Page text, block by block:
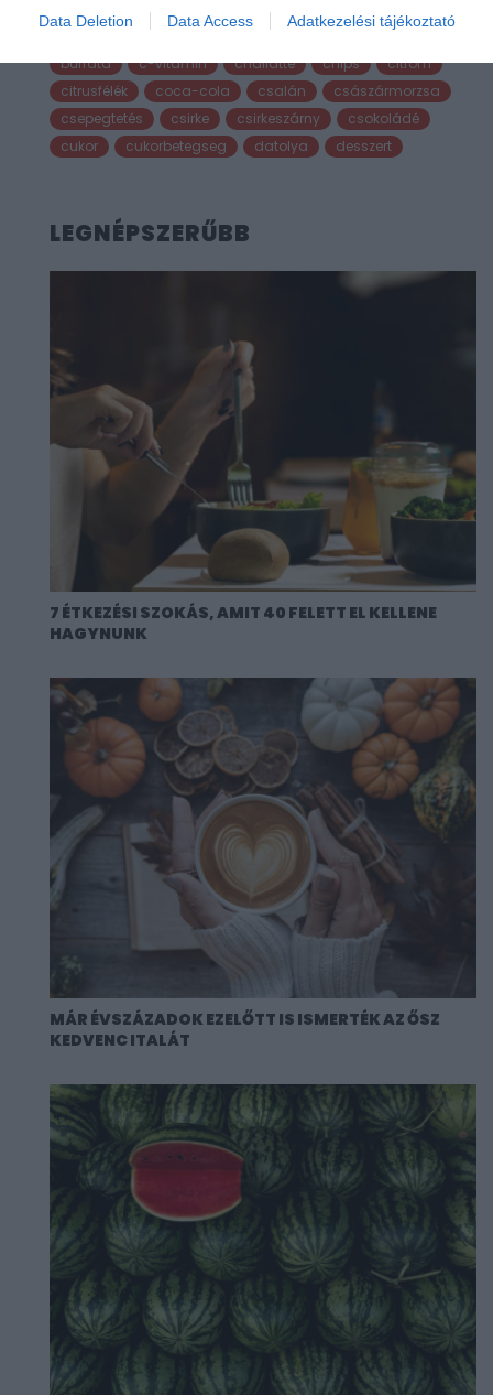
Data Deletion Data Access Adatkezelési tájékoztató
amerikaiegyesültállamok
ázsia
budapest
burrata
c-vitamin chailatte chips
citrom
citrusfélék
coca-cola csalán
császármorzsa
csepegtetés
csirke csirkeszárny
csokoládé
cukor
cukorbetegseg datolya desszert
LEGNÉPSZERŰBB
7 ÉTKEZÉSI SZOKÁS, AMIT 40 FELETT EL KELLENE
HAGYNUNK
MÁR ÉVSZÁZADOK EZELŐTT IS ISMERTÉK AZ ŐSZ
KEDVENC ITALÁT